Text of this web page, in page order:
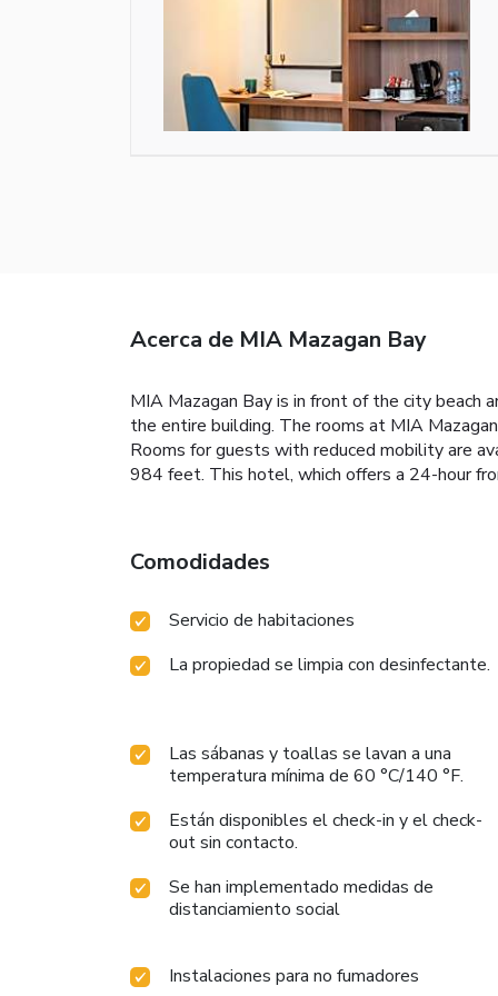
Acerca de MIA Mazagan Bay
MIA Mazagan Bay is in front of the city beach
the entire building. The rooms at MIA
Rooms for guests with reduced mobility are
984 feet. This hotel, which offers a 24-hour
Comodidades
Servicio de habitaciones
La propiedad se limpia con desinfectante.
Las sábanas y toallas se lavan a una
temperatura mínima de 60 °C/140 °F.
Están disponibles el check-in y el check-
out sin contacto.
Se han implementado medidas de
distanciamiento social
Instalaciones para no fumadores